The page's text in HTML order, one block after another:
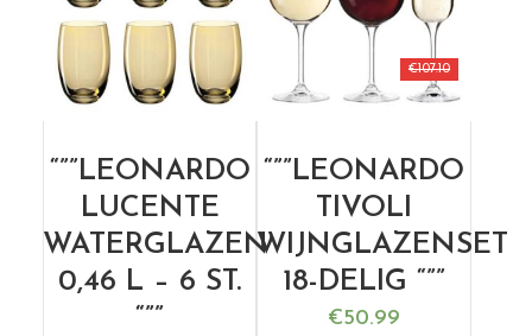
“””LEONARDO
LUCENTE
WATERGLAZEN
0,46 L – 6 ST.
“””
“””LEONARDO
TIVOLI
WIJNGLAZENSET
18-DELIG “””
€107.10
€50.99